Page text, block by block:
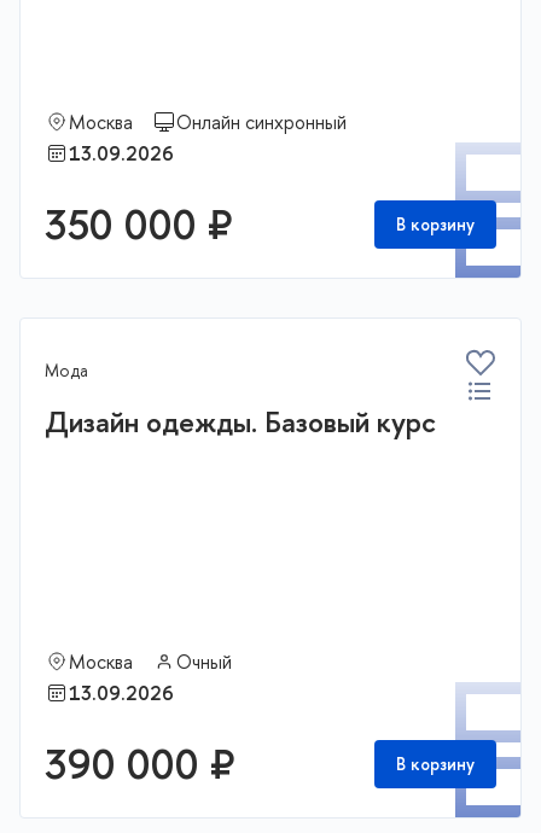
Москва
Онлайн синхронный
13.09.2026
350 000 ₽ В корзину
Мода
Дизайн одежды. Базовый курс
Москва
Очный
13.09.2026
390 000 ₽ В корзину